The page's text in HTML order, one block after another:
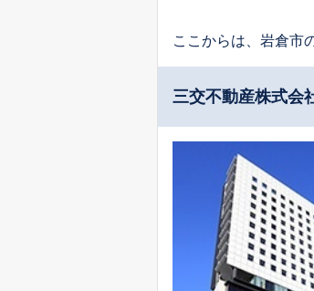
ここからは、岩倉市
三交不動産株式